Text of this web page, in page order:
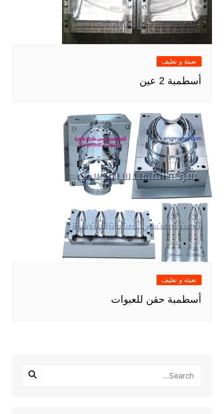
تعبئة و تغليف
أسطمبة 2 عين
تعبئة و تغليف
أسطمبة حقن للعبوات